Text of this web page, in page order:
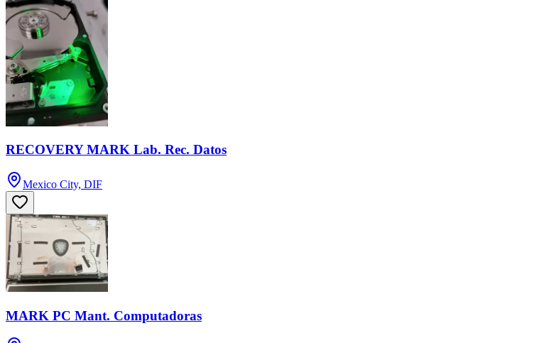
RECOVERY MARK Lab. Rec. Datos
Mexico City, DIF
MARK PC Mant. Computadoras